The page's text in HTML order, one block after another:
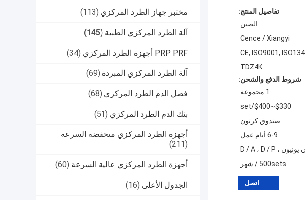
مختبر جهاز الطرد المركزي (113)
آلة الطرد المركزي الطبية (145)
PRP PRF أجهزة الطرد المركزي (34)
آلة الطرد المركزي المبردة (69)
فصل الدم الطرد المركزي (68)
بنك الدم الطرد المركزي (51)
أجهزة الطرد المركزي منخفضة السرعة
(211)
أجهزة الطرد المركزي عالية السرعة (60)
الجدول الأعلى (16)
تفاصيل المنتج:
الصين
Cence / Xiangyi
CE, ISO9001,
TDZ4K
شروط الدفع والشحن:
1 مجموعة
$330~$400/set
صندوق كرتون
6-9 أيام عمل
500sets / شهر
اتصل